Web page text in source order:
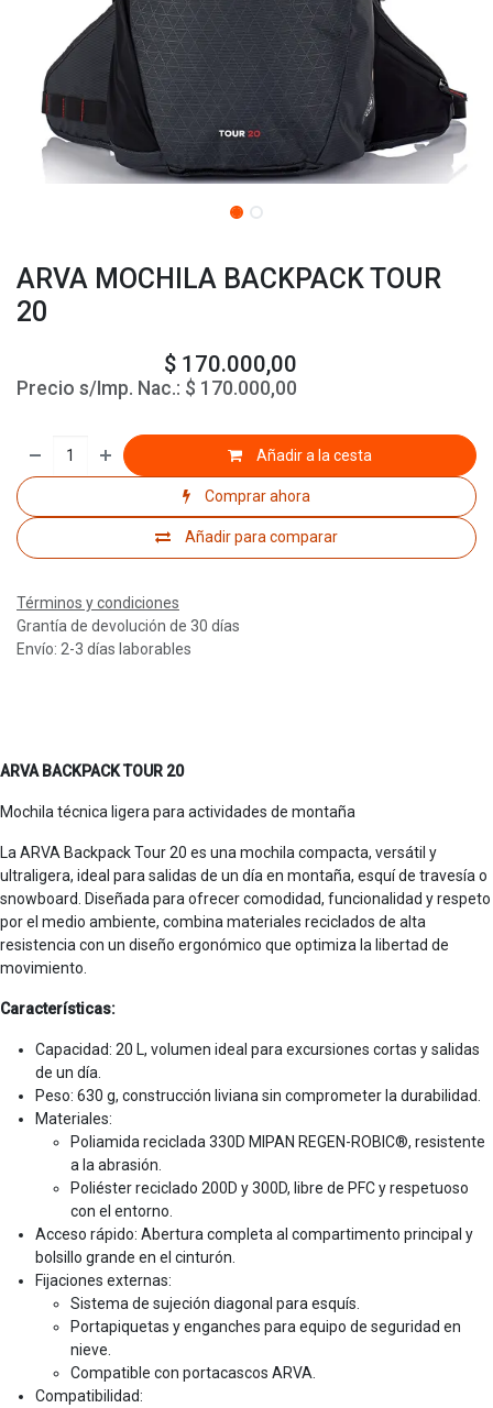
ARVA MOCHILA BACKPACK TOUR
20
$ 170.000,00
Precio s/Imp. Nac.: $ 170.000,00
Añadir a la cesta
Comprar ahora
Añadir para comparar
Términos y condiciones
Grantía de devolución de 30 días
Envío: 2-3 días laborables
ARVA BACKPACK TOUR 20
Mochila técnica ligera para actividades de montaña
La ARVA Backpack Tour 20 es una mochila compacta, versátil y
ultraligera, ideal para salidas de un día en montaña, esquí de travesía o
snowboard. Diseñada para ofrecer comodidad, funcionalidad y respeto
por el medio ambiente, combina materiales reciclados de alta
resistencia con un diseño ergonómico que optimiza la libertad de
movimiento.
Características:
Capacidad: 20 L, volumen ideal para excursiones cortas y salidas
de un día.
Peso: 630 g, construcción liviana sin comprometer la durabilidad.
Materiales:
Poliamida reciclada 330D MIPAN REGEN-ROBIC®, resistente
a la abrasión.
Poliéster reciclado 200D y 300D, libre de PFC y respetuoso
con el entorno.
Acceso rápido: Abertura completa al compartimento principal y
bolsillo grande en el cinturón.
Fijaciones externas:
Sistema de sujeción diagonal para esquís.
Portapiquetas y enganches para equipo de seguridad en
nieve.
Compatible con portacascos ARVA.
Compatibilidad: